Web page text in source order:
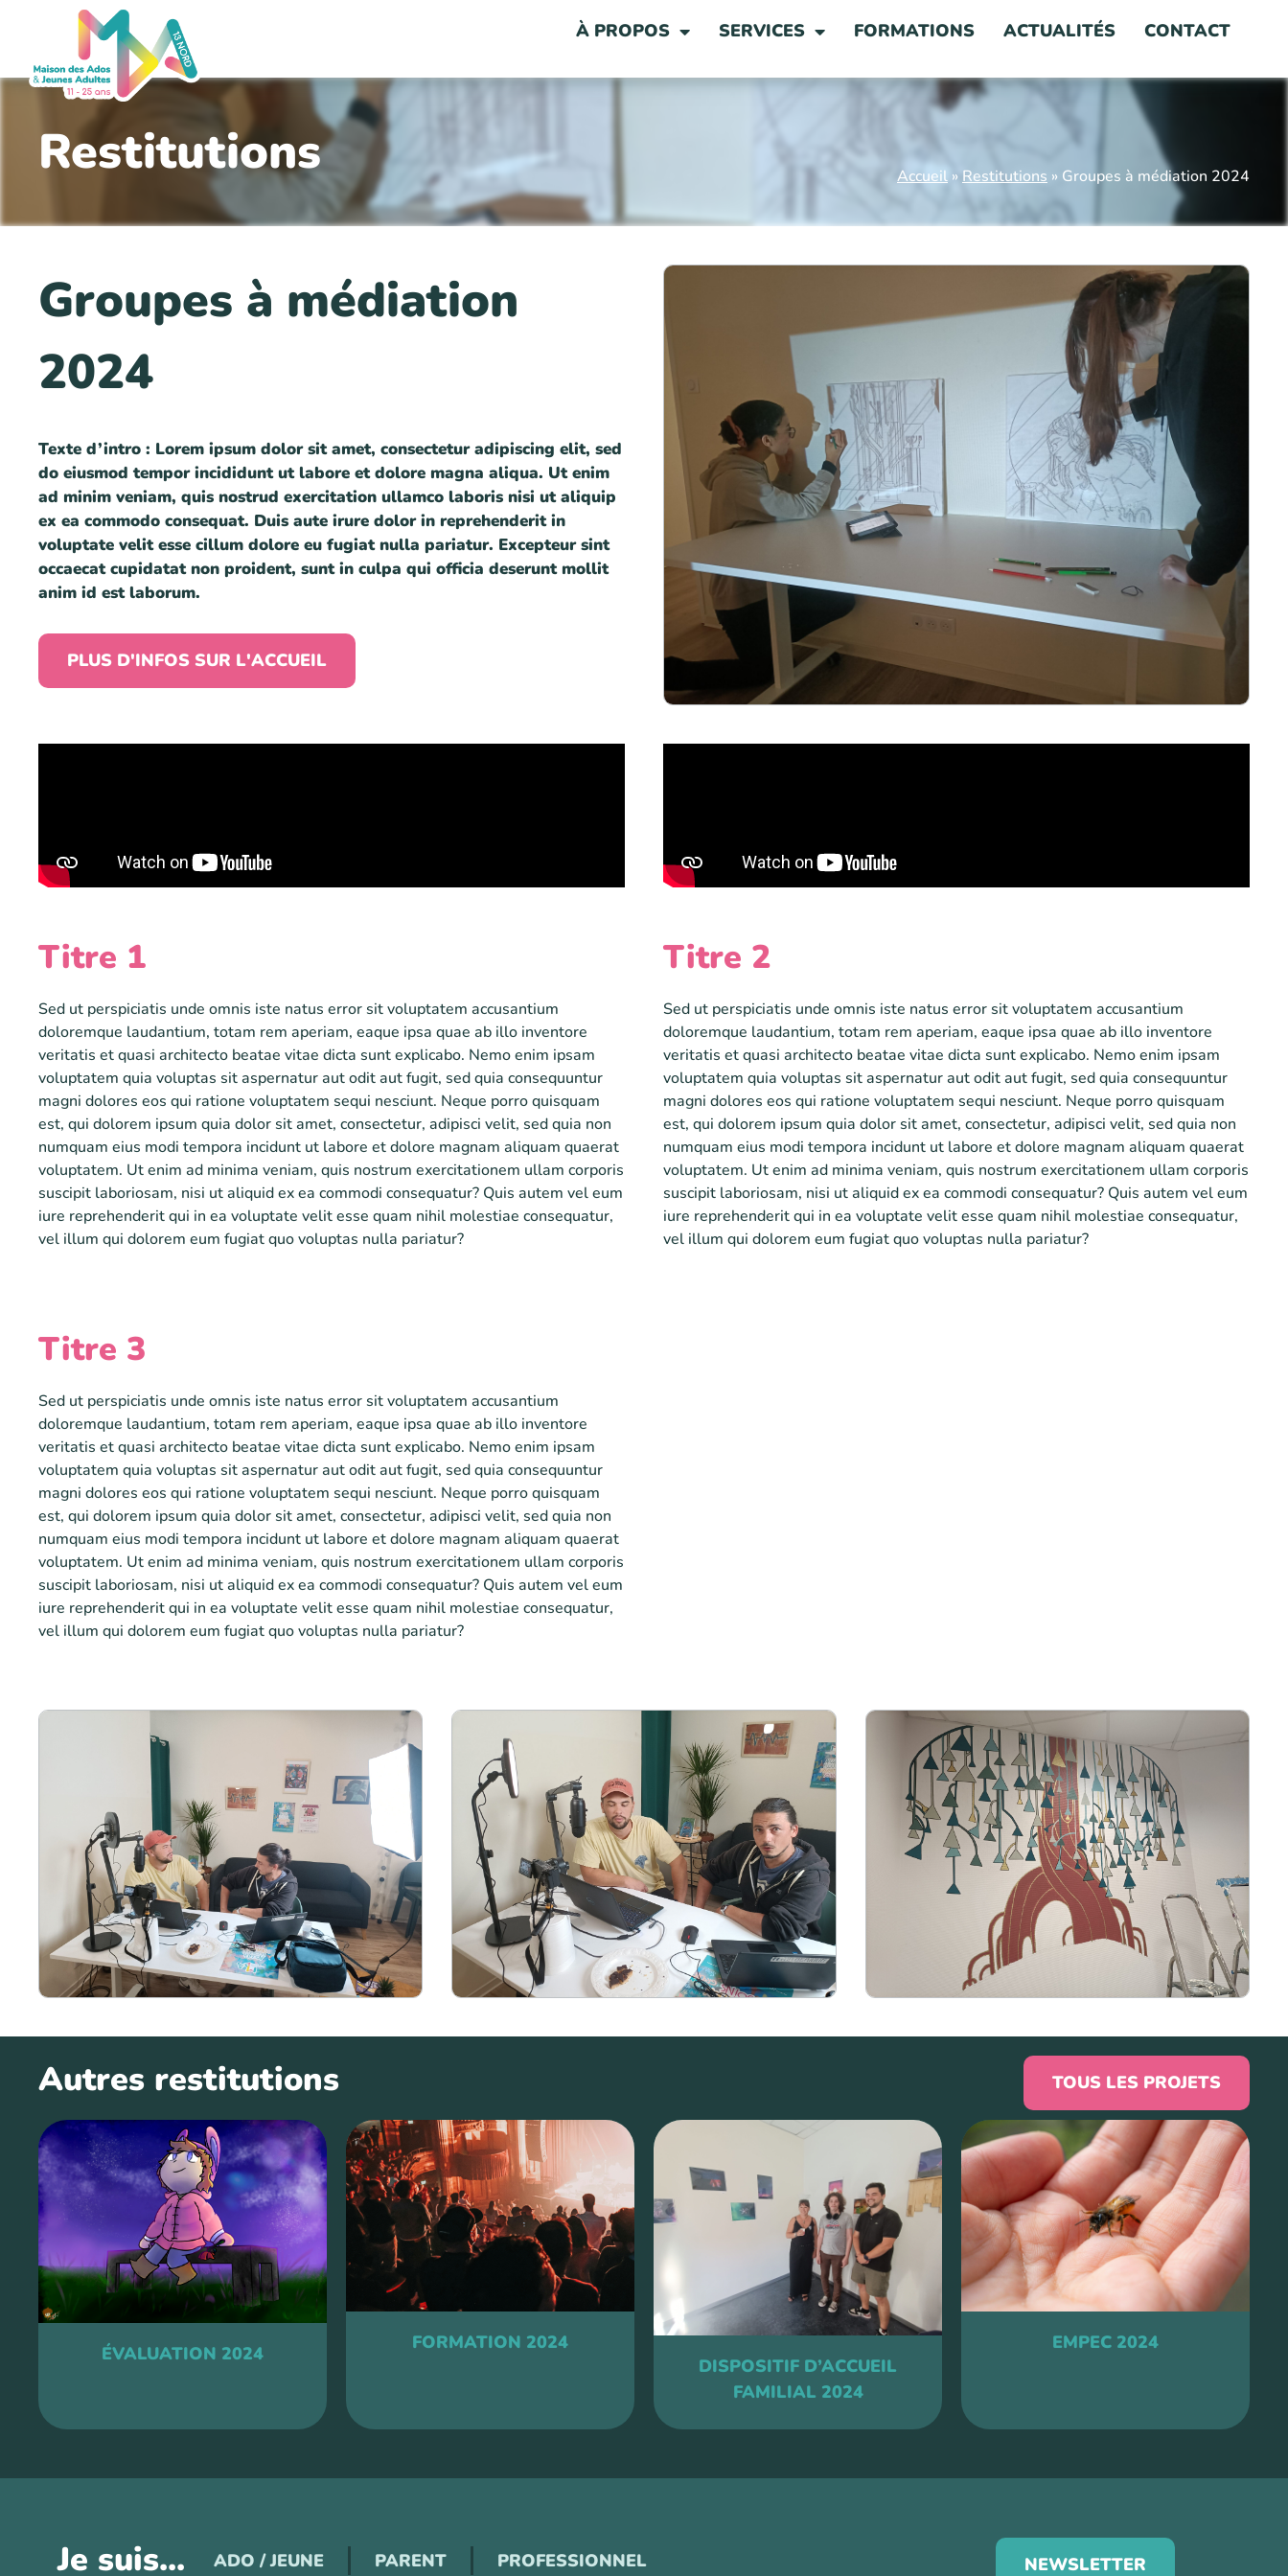
À PROPOS SERVICES FORMATIONS ACTUALITÉS CONTACT
Restitutions Accueil» Restitutions » Groupes à médiation 2024
Groupes à médiation
2024
Texte d’intro : Lorem ipsum dolor sit amet, consectetur adipiscing elit, sed
do eiusmod tempor incididunt ut labore et dolore magna aliqua. Ut enim
ad minim veniam, quis nostrud exercitation ullamco laboris nisi ut aliquip
ex ea commodo consequat. Duis aute irure dolor in reprehenderit in
voluptate velit esse cillum dolore eu fugiat nulla pariatur. Excepteur sint
occaecat cupidatat non proident, sunt in culpa qui officia deserunt mollit
anim id est laborum.
PLUS D'INFOS SUR L'ACCUEIL
Titre 1
Sed ut perspiciatis unde omnis iste natus error sit voluptatem accusantium
doloremque laudantium, totam rem aperiam, eaque ipsa quae ab illo inventore
veritatis et quasi architecto beatae vitae dicta sunt explicabo. Nemo enim ipsam
voluptatem quia voluptas sit aspernatur aut odit aut fugit, sed quia consequuntur
magni dolores eos qui ratione voluptatem sequi nesciunt. Neque porro quisquam
est, qui dolorem ipsum quia dolor sit amet, consectetur, adipisci velit, sed quia non
numquam eius modi tempora incidunt ut labore et dolore magnam aliquam quaerat
voluptatem. Ut enim ad minima veniam, quis nostrum exercitationem ullam corporis
suscipit laboriosam, nisi ut aliquid ex ea commodi consequatur? Quis autem vel eum
iure reprehenderit qui in ea voluptate velit esse quam nihil molestiae consequatur,
vel illum qui dolorem eum fugiat quo voluptas nulla pariatur?
Titre 2
Sed ut perspiciatis unde omnis iste natus error sit voluptatem accusantium
doloremque laudantium, totam rem aperiam, eaque ipsa quae ab illo inventore
veritatis et quasi architecto beatae vitae dicta sunt explicabo. Nemo enim ipsam
voluptatem quia voluptas sit aspernatur aut odit aut fugit, sed quia consequuntur
magni dolores eos qui ratione voluptatem sequi nesciunt. Neque porro quisquam
est, qui dolorem ipsum quia dolor sit amet, consectetur, adipisci velit, sed quia non
numquam eius modi tempora incidunt ut labore et dolore magnam aliquam quaerat
voluptatem. Ut enim ad minima veniam, quis nostrum exercitationem ullam corporis
suscipit laboriosam, nisi ut aliquid ex ea commodi consequatur? Quis autem vel eum
iure reprehenderit qui in ea voluptate velit esse quam nihil molestiae consequatur,
vel illum qui dolorem eum fugiat quo voluptas nulla pariatur?
Titre 3
Sed ut perspiciatis unde omnis iste natus error sit voluptatem accusantium
doloremque laudantium, totam rem aperiam, eaque ipsa quae ab illo inventore
veritatis et quasi architecto beatae vitae dicta sunt explicabo. Nemo enim ipsam
voluptatem quia voluptas sit aspernatur aut odit aut fugit, sed quia consequuntur
magni dolores eos qui ratione voluptatem sequi nesciunt. Neque porro quisquam
est, qui dolorem ipsum quia dolor sit amet, consectetur, adipisci velit, sed quia non
numquam eius modi tempora incidunt ut labore et dolore magnam aliquam quaerat
voluptatem. Ut enim ad minima veniam, quis nostrum exercitationem ullam corporis
suscipit laboriosam, nisi ut aliquid ex ea commodi consequatur? Quis autem vel eum
iure reprehenderit qui in ea voluptate velit esse quam nihil molestiae consequatur,
vel illum qui dolorem eum fugiat quo voluptas nulla pariatur?
Autres restitutions TOUS LES PROJETS
ÉVALUATION 2024
FORMATION 2024
DISPOSITIF D’ACCUEIL
FAMILIAL 2024
EMPEC 2024
Je suis... ADO / JEUNE PARENT PROFESSIONNEL NEWSLETTER